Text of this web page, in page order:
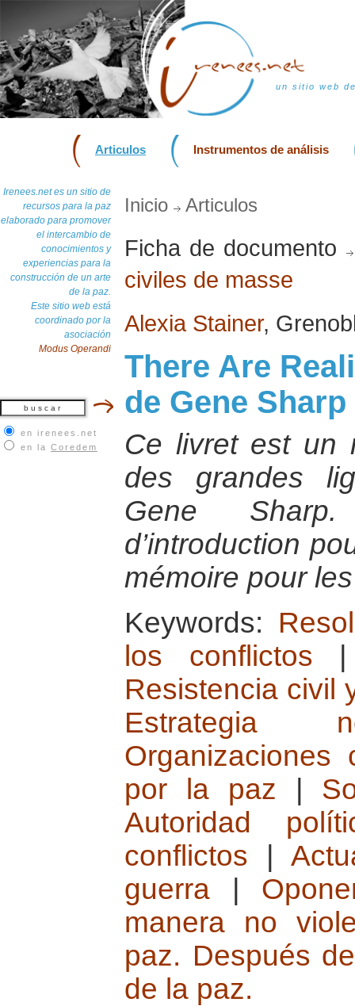
un sitio web
Articulos Instrumentos de análisis
Irenees.net es un sitio de
recursos para la paz
elaborado para promover
el intercambio de
conocimientos y
experiencias para la
construcción de un arte
de la paz.
Este sitio web está
coordinado por la
asociación
Modus Operandi
en irenees.net
en la Coredem
Inicio Articulos
Ficha de documento
civiles de masse
Alexia Stainer,
There Are
de Gene Sharp
Ce livret est un
des grandes
Gene
d’introduction
mémoire pour
Keywords:
los conflictos
Resistencia civil
Estrategia
Organizaciones
por la paz
Autoridad
conflictos |
guerra
manera no
paz. Después
de la paz.